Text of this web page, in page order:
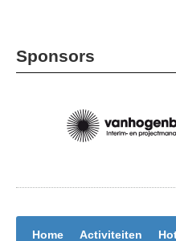
Sponsors
Home Activiteiten